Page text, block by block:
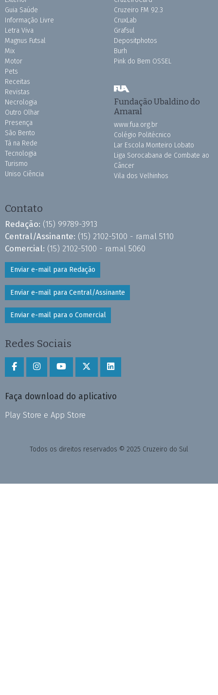
Guia Saúde
Informação Livre
Letra Viva
Magnus Futsal
Mix
Motor
Pets
Receitas
Revistas
Necrologia
Outro Olhar
Presença
São Bento
Tá na Rede
Tecnologia
Turismo
Uniso Ciência
Cruzeiro FM 92.3
CruxLab
Grafsul
Depositphotos
Burh
Pink do Bem OSSEL
Fundação Ubaldino do
Amaral
www.fua.org.br
Colégio Politécnico
Lar Escola Monteiro Lobato
Liga Sorocabana de Combate ao
Câncer
Vila dos Velhinhos
Contato
Redação: (15) 99789-3913
Central/Assinante: (15) 2102-5100 - ramal 5110
Comercial: (15) 2102-5100 - ramal 5060
Enviar e-mail para Redação
Enviar e-mail para Central/Assinante
Enviar e-mail para o Comercial
Redes Sociais
Faça download do aplicativo
Play Store e App Store
Todos os direitos reservados © 2025 Cruzeiro do Sul